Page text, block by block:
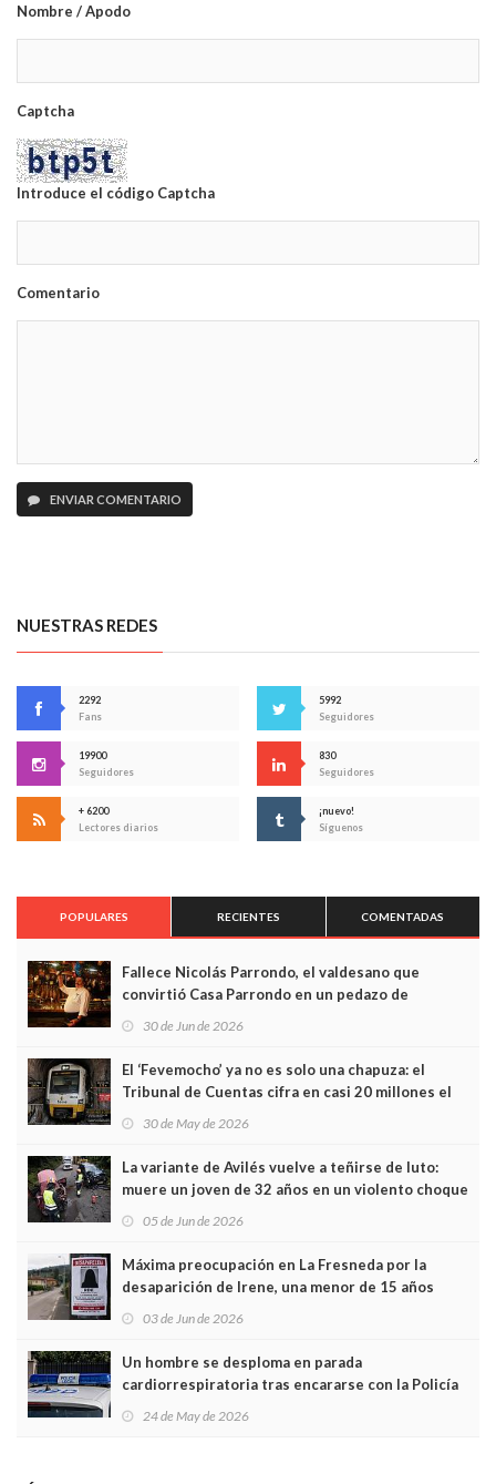
Nombre / Apodo
Captcha
Introduce el código Captcha
Comentario
ENVIAR COMENTARIO
NUESTRAS REDES
2292
Fans
5992
Seguidores
19900
Seguidores
830
Seguidores
+ 6200
Lectores diarios
¡nuevo!
Síguenos
POPULARES RECIENTES COMENTADAS
Fallece Nicolás Parrondo, el valdesano que
convirtió Casa Parrondo en un pedazo de
30 de Jun de 2026
El ‘Fevemocho’ ya no es solo una chapuza: el
Tribunal de Cuentas cifra en casi 20 millones el
30 de May de 2026
La variante de Avilés vuelve a teñirse de luto:
muere un joven de 32 años en un violento choque
05 de Jun de 2026
Máxima preocupación en La Fresneda por la
desaparición de Irene, una menor de 15 años
03 de Jun de 2026
Un hombre se desploma en parada
cardiorrespiratoria tras encararse con la Policía
24 de May de 2026